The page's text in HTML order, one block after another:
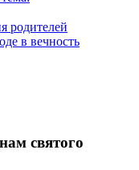
родителей
в вечность
святого